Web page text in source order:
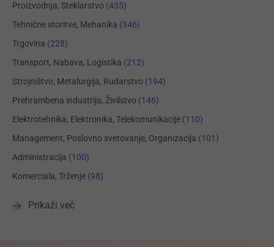
Proizvodnja, Steklarstvo (435)
Tehnične storitve, Mehanika (346)
Trgovina (228)
Transport, Nabava, Logistika (212)
Strojništvo, Metalurgija, Rudarstvo (194)
Prehrambena industrija, Živilstvo (146)
Elektrotehnika, Elektronika, Telekomunikacije (110)
Management, Poslovno svetovanje, Organizacija (101)
Administracija (100)
Komerciala, Trženje (98)
Prikaži več